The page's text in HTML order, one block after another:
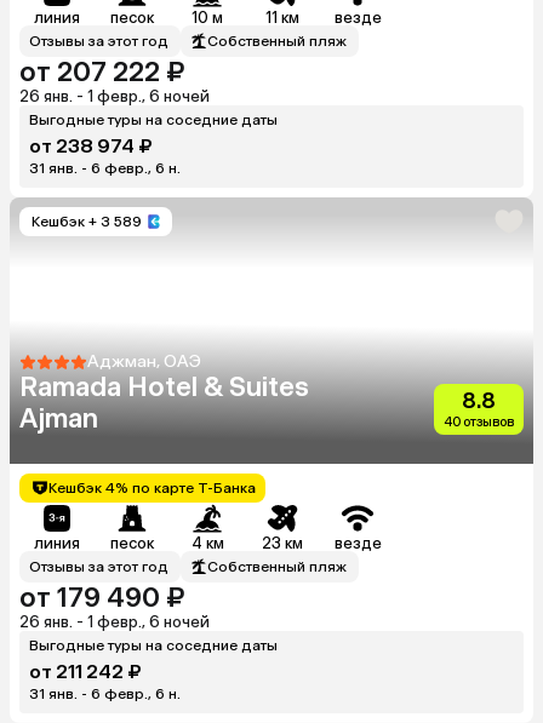
линия песок 10 м 11 км везде
Отзывы за этот год Собственный пляж
от 207 222 ₽
26 янв. - 1 февр., 6 ночей
Выгодные туры на соседние даты
от 238 974 ₽
31 янв. - 6 февр., 6 н.
Кешбэк + 3 589
Аджман, ОАЭ
Ramada Hotel & Suites
Ajman
8.8
40 отзывов
Кешбэк 4% по карте Т-Банка
линия песок 4 км 23 км везде
Отзывы за этот год Собственный пляж
от 179 490 ₽
26 янв. - 1 февр., 6 ночей
Выгодные туры на соседние даты
от 211 242 ₽
31 янв. - 6 февр., 6 н.